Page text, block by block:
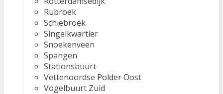
Rubroek
Schiebroek
Singelkwartier
Snoekenveen
Spangen
Stationsbuurt
Vettenoordse Polder Oost
Vogelbuurt Zuid